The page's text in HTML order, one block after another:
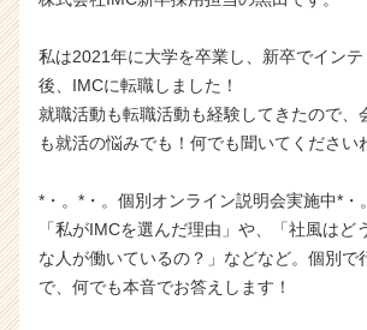
私は2021年に大学を卒業し、新卒でイン
後、IMCに転職しました！
就職活動も転職活動も経験してきたので、
も就活の悩みでも！何でも聞いてください
*・。*・。個別オンライン説明会実施中*・
「私がIMCを選んだ理由」や、「社風はど
な人が働いているの？」などなど。個別で
で、何でも本音でお答えします！